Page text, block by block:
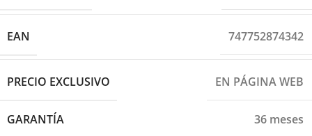
EAN 747752874342
PRECIO EXCLUSIVO EN PÁGINA WEB
GARANTÍA
36 meses